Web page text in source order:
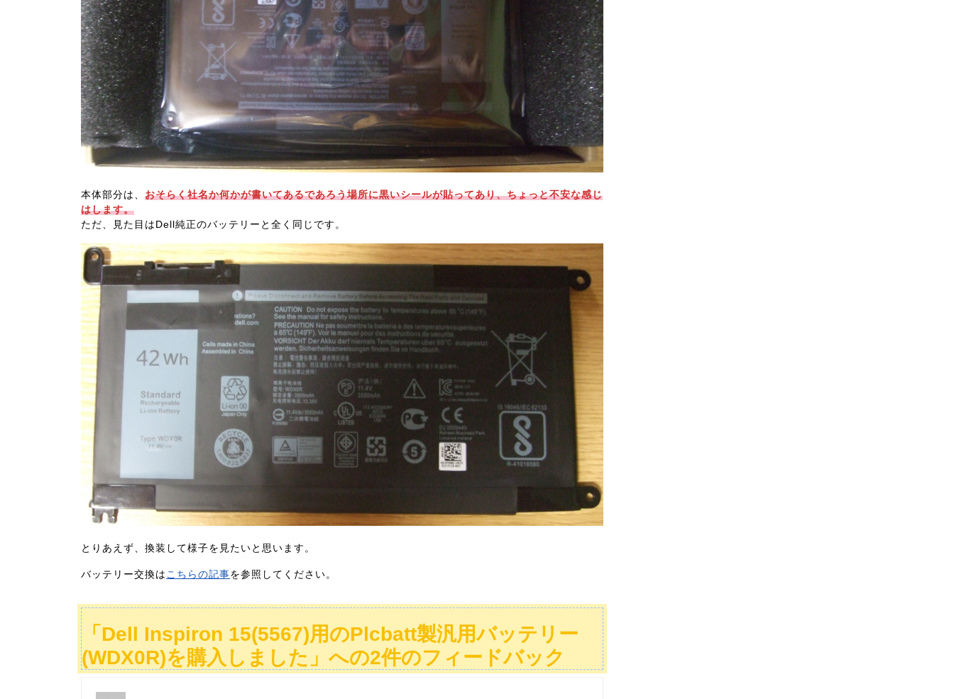
本体部分は、 おそらく社名か何かが書いてあるであろう場所に黒いシールが貼ってあり、ちょっと不安な感じ
はします。
ただ、見た目はDell純正のバッテリーと全く同じです。
とりあえず、換装して様子を見たいと思います。
バッテリー交換は こちらの記事を参照してください。
「Dell Inspiron 15(5567)用のPlcbatt製汎用バッテリー
(WDX0R)を購入しました」への2件のフィードバック